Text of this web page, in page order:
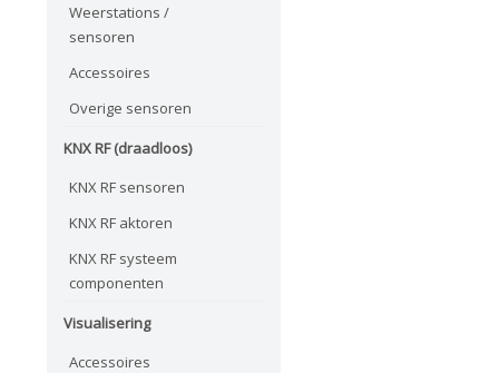
Weerstations /
sensoren
Accessoires
Overige sensoren
KNX RF (draadloos)
KNX RF sensoren
KNX RF aktoren
KNX RF systeem
componenten
Visualisering
Accessoires